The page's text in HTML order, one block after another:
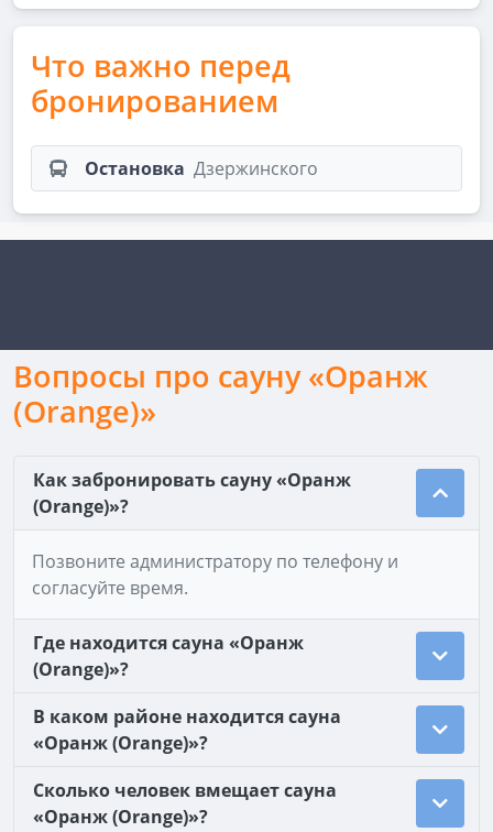
Что важно перед
бронированием
Остановка Дзержинского
Вопросы про сауну «Оранж
(Orange)»
Как забронировать сауну «Оранж
(Orange)»?
Позвоните администратору по телефону и
согласуйте время.
Где находится сауна «Оранж
(Orange)»?
В каком районе находится сауна
«Оранж (Orange)»?
Сколько человек вмещает сауна
«Оранж (Orange)»?